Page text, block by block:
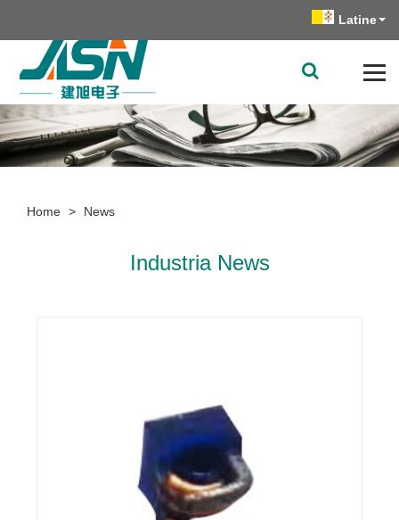
Latine
Home > News
Industria News